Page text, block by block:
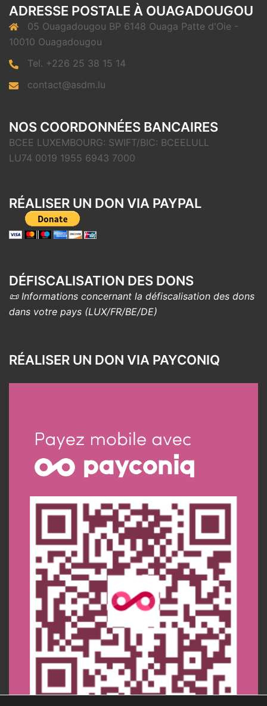
ADRESSE POSTALE À OUAGADOUGOU
05 Ouagadougou BP 6148 Ouaga Patte d'Oie -
10010 Ouagadougou
Tel. +226 25 38 15 14
contact@asdm.lu
NOS COORDONNÉES BANCAIRES
BCEE LUXEMBOURG: SWIFT/BIC: BCEELULL
LU74 0019 1955 6943 7000
RÉALISER UN DON VIA PAYPAL
DÉFISCALISATION DES DONS
📜 Informations concernant la défiscalisation des dons
dans votre pays (LUX/FR/BE/DE)
RÉALISER UN DON VIA PAYCONIQ